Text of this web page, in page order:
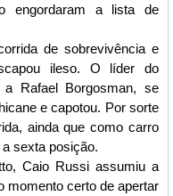
engordaram a lista de
de sobrevivência e
ileso. O líder do
a Rafael Borgosman, se
e capotou. Por sorte
ainda que como carro
sexta posição.
Caio Russi assumiu a
momento certo de apertar